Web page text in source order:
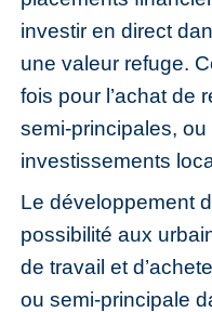
investir en direct
une valeur refuge.
fois pour l’achat de
semi-principales,
investissements
Le développement
possibilité aux
de travail et
ou semi-principale